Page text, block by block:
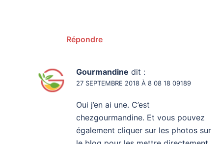
Répondre
Gourmandine dit :
27 SEPTEMBRE 2018 À 8 08 18 09189
Oui j’en ai une. C’est
chezgourmandine. Et vous pouvez
également cliquer sur les photos sur